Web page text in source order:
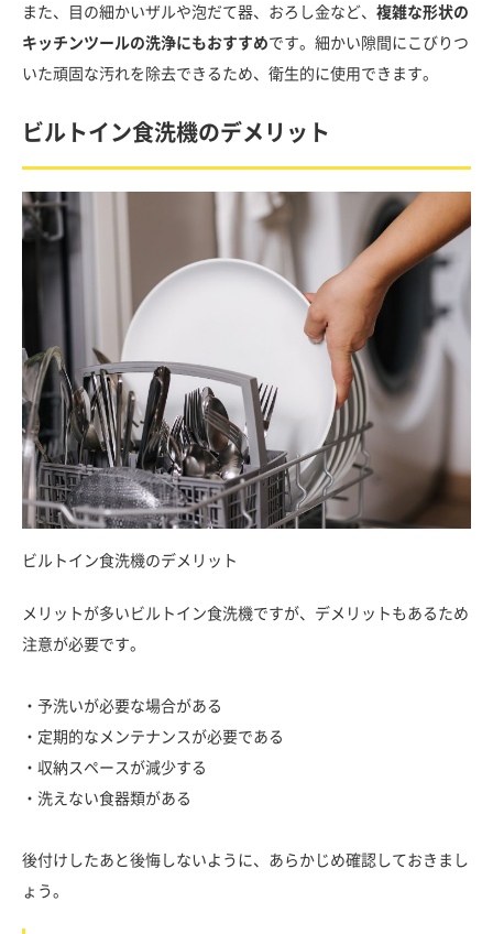
また、目の細かいザルや泡だて器、おろし金など、 複雑な形状の
キッチンツールの洗浄にもおすすめです。細かい隙間にこびりつ
いた頑固な汚れを除去できるため、衛生的に使用できます。
ビルトイン食洗機のデメリット
ビルトイン食洗機のデメリット
メリットが多いビルトイン食洗機ですが、デメリットもあるため
注意が必要です。
・予洗いが必要な場合がある
・定期的なメンテナンスが必要である
・収納スペースが減少する
・洗えない食器類がある
後付けしたあと後悔しないように、あらかじめ確認しておきまし
ょう。